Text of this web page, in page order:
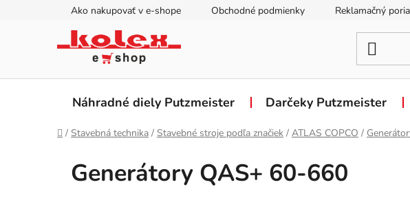
Ako nakupovať v e-shope Obchodné podmienky Reklamačný
Náhradné diely Putzmeister Darčeky Putzmeister
Domov
/ Stavebná technika / Stavebné stroje podľa značiek / ATLAS COPCO /
Generátory QAS+ 60-660